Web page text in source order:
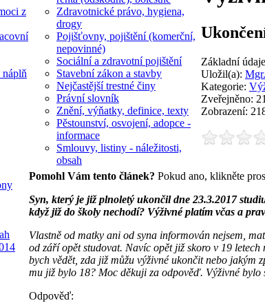
z
náplň
Zdravotnické právo, hygiena,
drogy
Pojišťovny, pojištění (komerční,
nepovinné)
Sociální a zdravotní pojištění
Stavební zákon a stavby
Nejčastější trestné činy
Právní slovník
Znění, výňatky, definice, texty
Pěstounství, osvojení, adopce -
informace
Smlouvy, listiny - náležitosti,
obsah
Základní údaje
Uložil(a):
Kategorie:
Zveřejněno:
Zobrazení:
Pomohl Vám tento článek? Pokud ano, klikněte
Syn, který je již plnoletý ukončil dne 23.3.2017
když již do školy nechodí? Výživné platím včas a
Vlastně od matky ani od syna informován nejsem,
od září opět studovat. Navíc opět již skoro v 19
bych vědět, zda již můžu výživné ukončit nebo jakým
mu již bylo 18? Moc děkuji za odpověď. Výživné
Odpověď: